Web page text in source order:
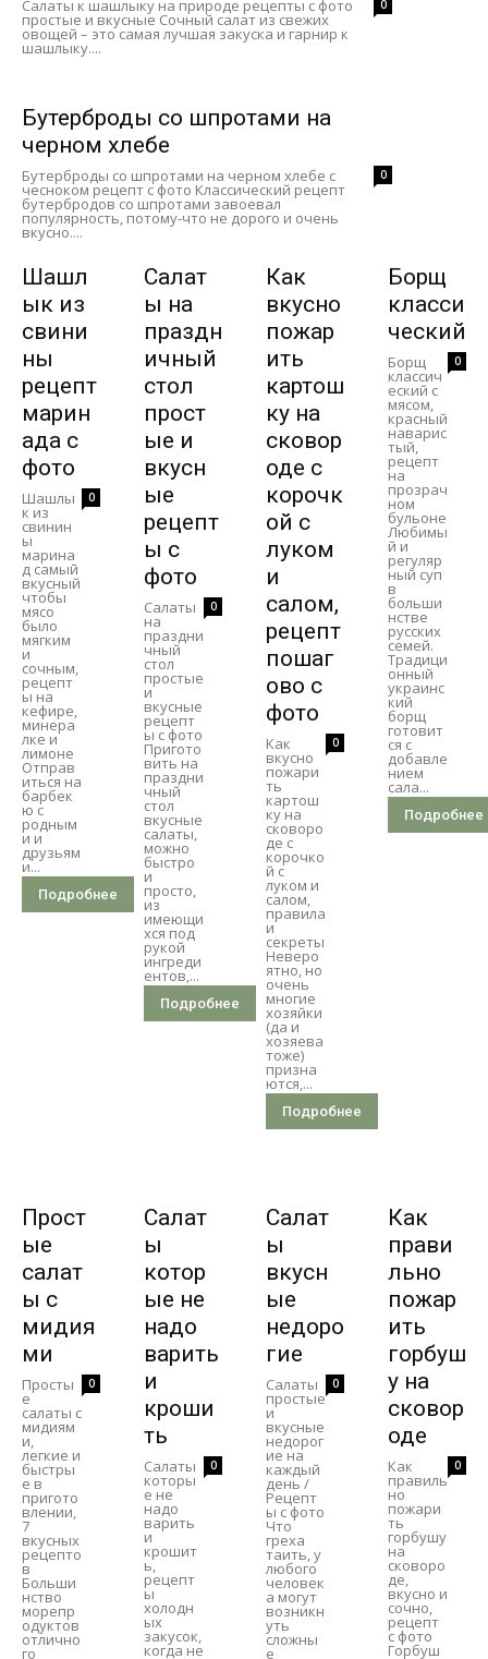
0
Салаты к шашлыку на природе рецепты с фото
простые и вкусные Сочный салат из свежих
овощей – это самая лучшая закуска и гарнир к
шашлыку....
Бутерброды со шпротами на
черном хлебе
0
Бутерброды со шпротами на черном хлебе с
чесноком рецепт с фото Классический рецепт
бутербродов со шпротами завоевал
популярность, потому-что не дорого и очень
вкусно....
Шашл
ык из
свини
ны
рецепт
марин
ада с
фото
0
Шашлы
к из
свинин
ы
марина
д самый
вкусный
чтобы
мясо
было
мягким
и
сочным,
рецепт
ы на
кефире,
минера
лке и
лимоне
Отправ
иться на
барбек
ю с
родным
и и
друзьям
и...
Подробнее
Салат
ы на
праздн
ичный
стол
прост
ые и
вкусн
ые
рецепт
ы с
фото
0
Салаты
на
праздни
чный
стол
простые
и
вкусные
рецепт
ы с фото
Пригото
вить на
праздни
чный
стол
вкусные
салаты,
можно
быстро
и
просто,
из
имеющи
хся под
рукой
ингреди
ентов,...
Подробнее
Как
вкусно
пожар
ить
картош
ку на
сковор
оде с
корочк
ой с
луком
и
салом,
рецепт
пошаг
ово с
фото
0
Как
вкусно
пожари
ть
картош
ку на
сковоро
де с
корочко
й с
луком и
салом,
правила
и
секреты
Неверо
ятно, но
очень
многие
хозяйки
(да и
хозяева
тоже)
призна
ются,...
Подробнее
Борщ
класси
ческий
0
Борщ
классич
еский с
мясом,
красный
наварис
тый,
рецепт
на
прозрач
ном
бульоне
Любимы
й и
регуляр
ный суп
в
больши
нстве
русских
семей.
Традици
онный
украинс
кий
борщ
готовит
ся с
добавле
нием
сала...
Подробнее
Прост
ые
салат
ы с
мидия
ми
0
Просты
е
салаты с
мидиям
и,
легкие и
быстры
е в
пригото
влении,
7
вкусных
рецепто
в
Больши
нство
морепр
одуктов
отлично
го
Салат
ы
котор
ые не
надо
варить
и
кроши
ть
0
Салаты
которы
е не
надо
варить
и
крошит
ь,
рецепт
ы
холодн
ых
закусок,
когда не
Салат
ы
вкусн
ые
недоро
гие
0
Салаты
простые
и
вкусные
недорог
ие на
каждый
день /
Рецепт
ы с фото
Что
греха
таить, у
любого
человек
а могут
возникн
уть
сложны
е
Как
прави
льно
пожар
ить
горбуш
у на
сковор
оде
0
Как
правиль
но
пожари
ть
горбушу
на
сковоро
де,
вкусно и
сочно,
рецепт
с фото
Горбуш